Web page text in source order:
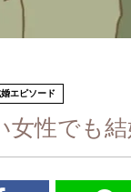
エピソード
女性でも